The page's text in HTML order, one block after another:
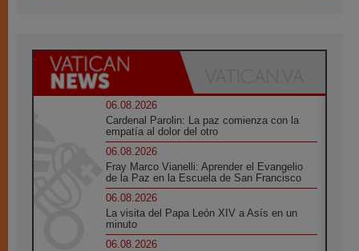
06.08.2026
Cardenal Parolin: La paz comienza con la
empatía al dolor del otro
06.08.2026
Fray Marco Vianelli: Aprender el Evangelio
de la Paz en la Escuela de San Francisco
06.08.2026
La visita del Papa León XIV a Asís en un
minuto
06.08.2026